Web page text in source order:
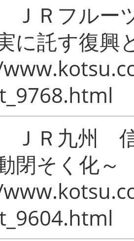
Ｒフルー
に託す復興
Ｒ九州 信
閉そく化～